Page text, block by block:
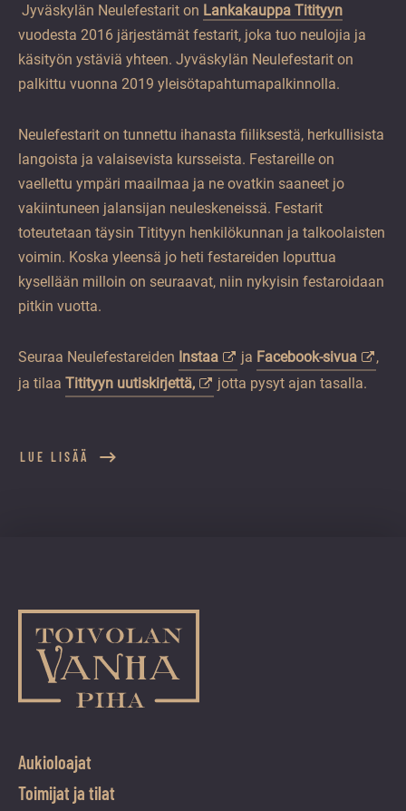
Jyväskylän Neulefestarit on Lankakauppa Titityyn
vuodesta 2016 järjestämät festarit, joka tuo neulojia ja
käsityön ystäviä yhteen. Jyväskylän Neulefestarit on
palkittu vuonna 2019 yleisötapahtumapalkinnolla.
Neulefestarit on tunnettu ihanasta fiiliksestä, herkullisista
langoista ja valaisevista kursseista. Festareille on
vaellettu ympäri maailmaa ja ne ovatkin saaneet jo
vakiintuneen jalansijan neuleskeneissä. Festarit
toteutetaan täysin Titityyn henkilökunnan ja talkoolaisten
voimin. Koska yleensä jo heti festareiden loputtua
kysellään milloin on seuraavat, niin nykyisin festaroidaan
pitkin vuotta.
Seuraa Neulefestareiden Instaa ja Facebook-sivua
,
ja tilaa Titityyn uutiskirjettä, jotta pysyt ajan tasalla.
LUE LISÄÄ
Aukioloajat
Toimijat ja tilat